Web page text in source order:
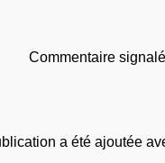
Commentaire
a été ajoutée